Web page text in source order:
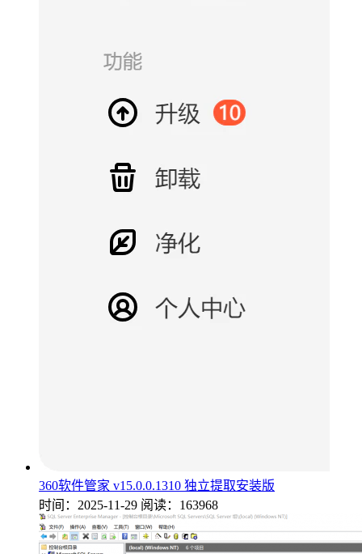
360软件管家 v15.0.0.1310 独立提取安装版
时间：2025-11-29 阅读：163968